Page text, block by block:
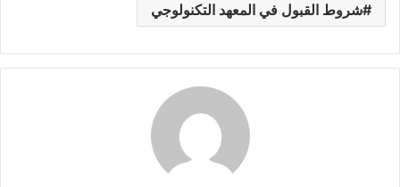
شروط القبول في المعهد التكنولوجي